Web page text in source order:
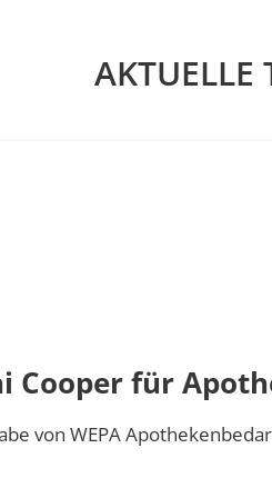
MARKEN
AKTUELLE
Cooper für
von WEPA